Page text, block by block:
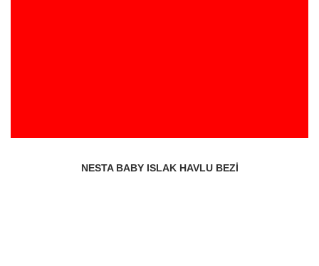
NESTA BABY ISLAK HAVLU BEZI